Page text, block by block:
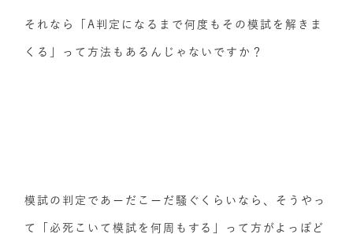
それなら「A判定になるまで何度もその模試を解きま
くる」って方法もあるんじゃないですか？
模試の判定であーだこーだ騒ぐくらいなら、そうやっ
て「必死こいて模試を何周もする」って方がよっぽど